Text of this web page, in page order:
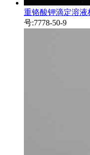
重铬酸钾滴定溶液
号:7778-50-9